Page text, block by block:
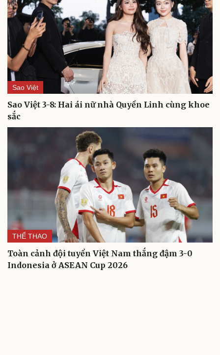
Du lịch
Tư vấn
Săn Tour
check-in
Podcast
Câu chuyện thời sự
Đọc truyện đêm khuya
Cửa sổ tình yêu
Kể chuyện cho bé
Hạt giống tâm hồn
Sao Việt
Sao Việt 3-8: Hai ái nữ nhà Quyền Linh cùng khoe
sắc
THỂ THAO
Toàn cảnh đội tuyển Việt Nam thắng đậm 3-0
Indonesia ở ASEAN Cup 2026